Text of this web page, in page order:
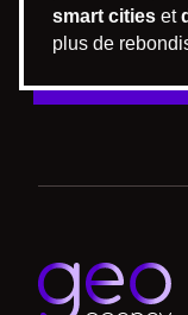
smart cities et
plus de